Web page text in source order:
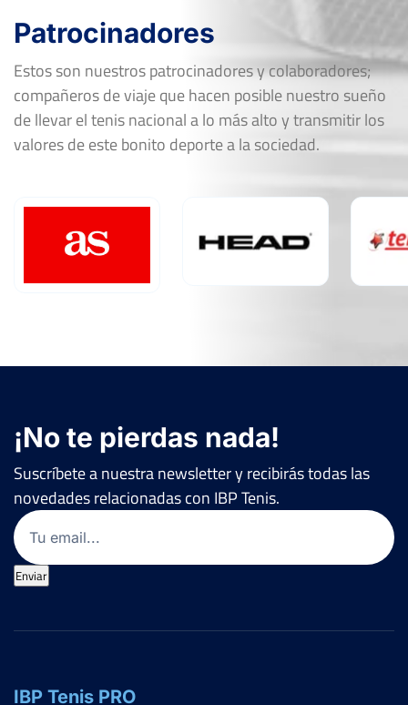
Patrocinadores
Estos son nuestros patrocinadores y colaboradores;
compañeros de viaje que hacen posible nuestro sueño
de llevar el tenis nacional a lo más alto y transmitir los
valores de este bonito deporte a la sociedad.
¡No te pierdas nada!
Suscríbete a nuestra newsletter y recibirás todas las
novedades relacionadas con IBP Tenis.
Email
Enviar
IBP Tenis PRO